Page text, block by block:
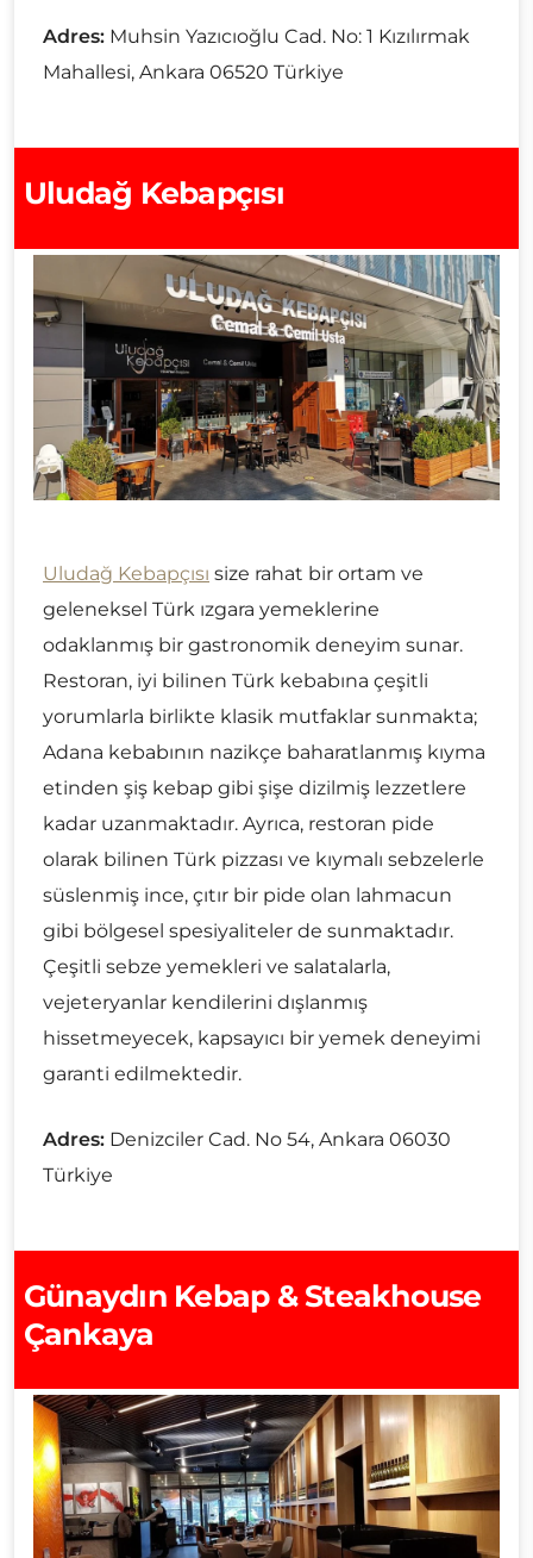
Adres: Muhsin Yazıcıoğlu Cad. No: 1 Kızılırmak
Mahallesi, Ankara 06520 Türkiye
Uludağ Kebapçısı
Uludağ Kebapçısı size rahat bir ortam ve
geleneksel Türk ızgara yemeklerine
odaklanmış bir gastronomik deneyim sunar.
Restoran, iyi bilinen Türk kebabına çeşitli
yorumlarla birlikte klasik mutfaklar sunmakta;
Adana kebabının nazikçe baharatlanmış kıyma
etinden şiş kebap gibi şişe dizilmiş lezzetlere
kadar uzanmaktadır. Ayrıca, restoran pide
olarak bilinen Türk pizzası ve kıymalı sebzelerle
süslenmiş ince, çıtır bir pide olan lahmacun
gibi bölgesel spesiyaliteler de sunmaktadır.
Çeşitli sebze yemekleri ve salatalarla,
vejeteryanlar kendilerini dışlanmış
hissetmeyecek, kapsayıcı bir yemek deneyimi
garanti edilmektedir.
Adres: Denizciler Cad. No 54, Ankara 06030
Türkiye
Günaydın Kebap & Steakhouse
Çankaya